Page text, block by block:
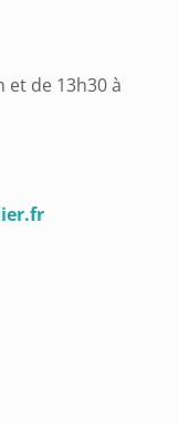
et de 13h30 à